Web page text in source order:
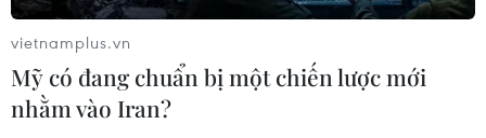
vietnamplus.vn
Mỹ có đang chuẩn bị một chiến lược mới
nhằm vào Iran?